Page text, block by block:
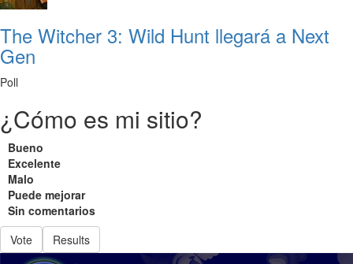
The Witcher 3: Wild Hunt llegará a Next
Gen
Poll
¿Cómo es mi sitio?
Bueno
Excelente
Malo
Puede mejorar
Sin comentarios
Vote
Results